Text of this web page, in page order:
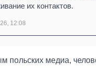
их контактов.
12:08
польских медиа,